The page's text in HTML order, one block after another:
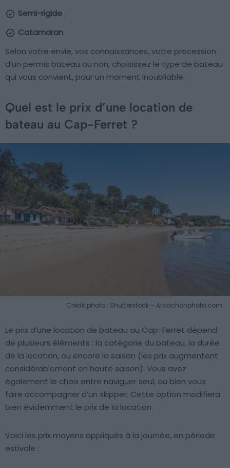
Semi-rigide ;
Catamaran.
Selon votre envie, vos connaissances, votre procession
d’un permis bateau ou non, choisissez le type de bateau
qui vous convient, pour un moment inoubliable.
Quel est le prix d’une location de
bateau au Cap-Ferret ?
Crédit photo : Shutterstock – Arcachonphoto.com
Le prix d’une location de bateau au Cap-Ferret dépend
de plusieurs éléments : la catégorie du bateau, la durée
de la location, ou encore la saison (les prix augmentent
considérablement en haute saison). Vous avez
également le choix entre naviguer seul, ou bien vous
faire accompagner d’un skipper. Cette option modifiera
bien évidemment le prix de la location.
Voici les prix moyens appliqués à la journée, en période
estivale :